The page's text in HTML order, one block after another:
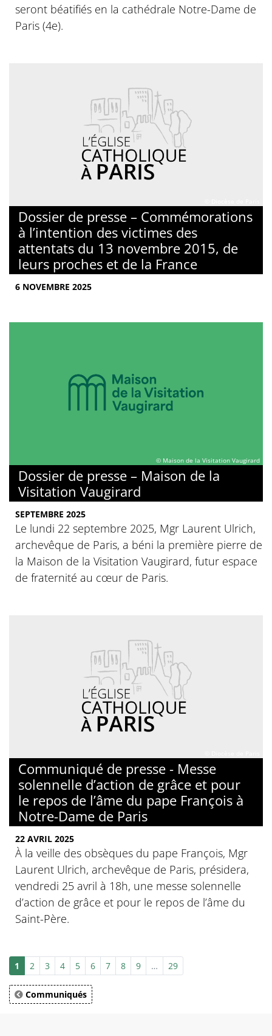
seront béatifiés en la cathédrale Notre-Dame de
Paris (4e).
Dossier de presse – Commémorations
à l’intention des victimes des
attentats du 13 novembre 2015, de
leurs proches et de la France
6 NOVEMBRE 2025
© Maison de la Visitation Vaugirard
Dossier de presse – Maison de la
Visitation Vaugirard
SEPTEMBRE 2025
Le lundi 22 septembre 2025, Mgr Laurent Ulrich,
archevêque de Paris, a béni la première pierre de
la Maison de la Visitation Vaugirard, futur espace
de fraternité au cœur de Paris.
Communiqué de presse - Messe
solennelle d’action de grâce et pour
le repos de l’âme du pape François à
Notre-Dame de Paris
22 AVRIL 2025
À la veille des obsèques du pape François, Mgr
Laurent Ulrich, archevêque de Paris, présidera,
vendredi 25 avril à 18h, une messe solennelle
d’action de grâce et pour le repos de l’âme du
Saint-Père.
1 2 3 4 5 6 7 8 9 … 29
Communiqués